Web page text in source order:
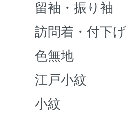
留袖・振り袖
訪問着・付下げ
色無地
江戸小紋
小紋